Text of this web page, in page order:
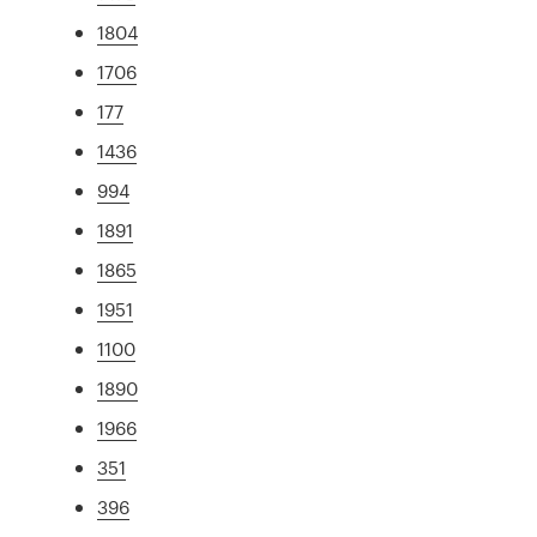
1804
1706
177
1436
994
1891
1865
1951
1100
1890
1966
351
396